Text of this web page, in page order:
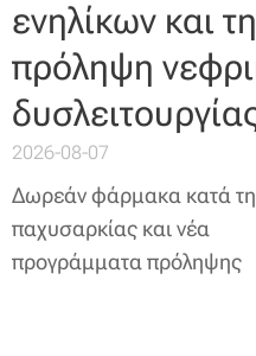
ενηλίκων και
πρόληψη
2026-08-07
Δωρεάν φάρμακα κατά
παχυσαρκίας και νέα
προγράμματα πρόληψης